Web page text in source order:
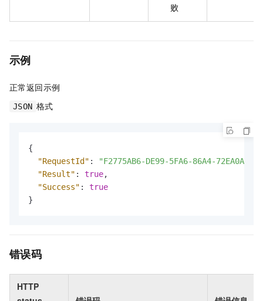
败
示例
正常返回示例
JSON 格式
{
"RequestId" :
"F2775AB6-DE99-5FA6-86A4-
"Result" : true,
"Success" :
true
}
错误码
HTTP